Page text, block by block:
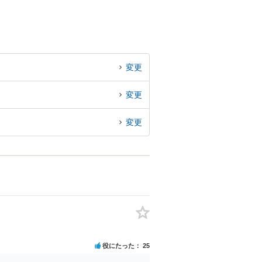
変更
変更
変更
役にたった 25